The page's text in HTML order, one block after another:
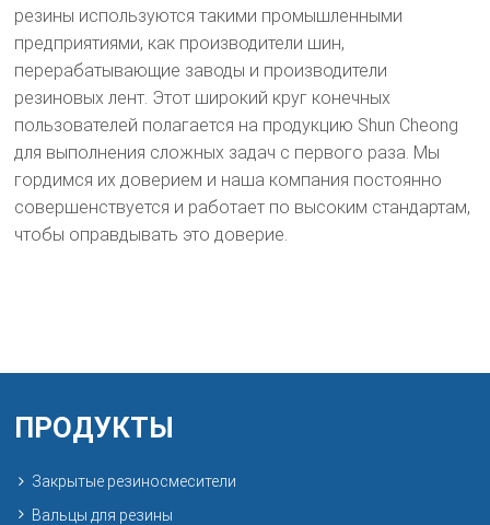
резины используются такими промышленными
предприятиями, как производители шин,
перерабатывающие заводы и производители
резиновых лент. Этот широкий круг конечных
пользователей полагается на продукцию Shun Cheong
для выполнения сложных задач с первого раза. Мы
гордимся их доверием и наша компания постоянно
совершенствуется и работает по высоким стандартам,
чтобы оправдывать это доверие.
ПРОДУКТЫ
Закрытые резиносмесители
Вальцы для резины